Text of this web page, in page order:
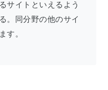
サイトといえるよう
。同分野の他のサイ
す。